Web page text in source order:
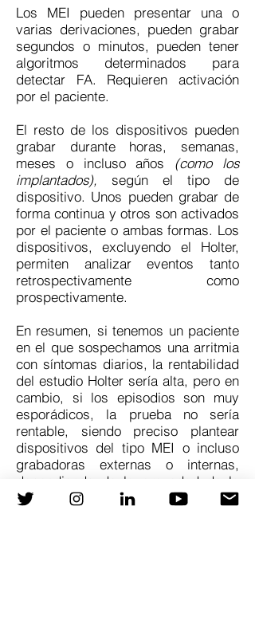
Los MEI pueden presentar una o
varias derivaciones, pueden grabar
segundos o minutos, pueden tener
algoritmos determinados para
detectar FA. Requieren activación
por el paciente.
El resto de los dispositivos pueden
grabar durante horas, semanas,
meses o incluso años (como los
implantados), según el tipo de
dispositivo. Unos pueden grabar de
forma continua y otros son activados
por el paciente o ambas formas. Los
dispositivos, excluyendo el Holter,
permiten analizar eventos tanto
retrospectivamente como
prospectivamente.
En resumen, si tenemos un paciente
en el que sospechamos una arritmia
con síntomas diarios, la rentabilidad
del estudio Holter sería alta, pero en
cambio, si los episodios son muy
esporádicos, la prueba no sería
rentable, siendo preciso plantear
dispositivos del tipo MEI o incluso
grabadoras externas o internas,
dependiendo de la gravedad de la
clínica que se sospecha,